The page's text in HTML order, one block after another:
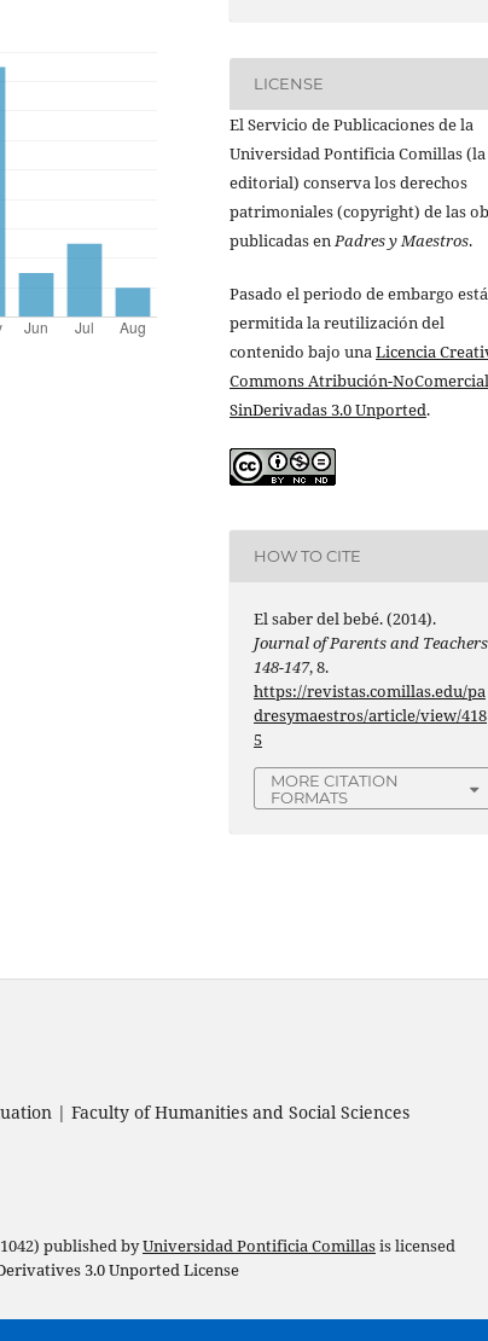
LICENSE
El Servicio de Publicaciones de la
Universidad Pontificia Comillas (la
editorial) conserva los derechos
patrimoniales (copyright) de las
publicadas enPadres y Maestros.
Pasado el periodo de embargo está
permitida la reutilización del
contenido bajo unaLicencia
Commons Atribución-
SinDerivadas 3.0 Unported.
HOW TO CITE
El saber del bebé. (2014).
Journal of Parents and Teachers
148-147, 8.
https://revistas.comillas.edu/pa
dresymaestros/article/view/418
5
MORE CITATION
FORMATS
| Faculty of Humanities and Social Sciences
published byUniversidad Pontificia Comillasis licensed
3.0 Unported License